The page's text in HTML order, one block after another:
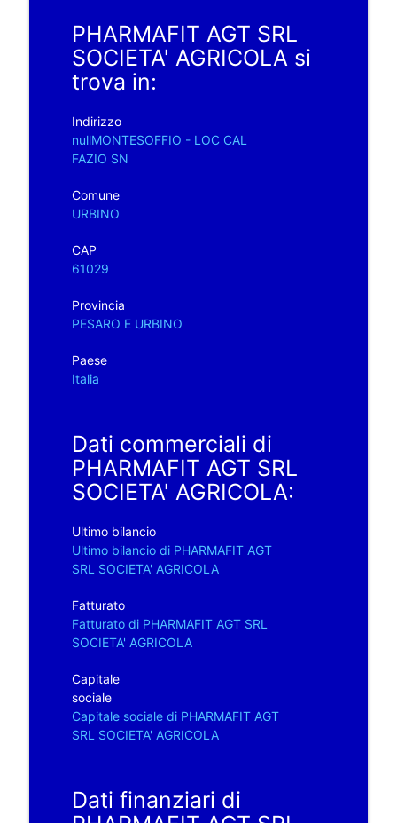
PHARMAFIT AGT SRL
SOCIETA' AGRICOLA si
trova in:
Indirizzo
nullMONTESOFFIO - LOC CAL
FAZIO SN
Comune
URBINO
CAP
61029
Provincia
PESARO E URBINO
Paese
Italia
Dati commerciali di
PHARMAFIT AGT SRL
SOCIETA' AGRICOLA:
Ultimo bilancio
Ultimo bilancio di PHARMAFIT AGT
SRL SOCIETA' AGRICOLA
Fatturato
Fatturato di PHARMAFIT AGT SRL
SOCIETA' AGRICOLA
Capitale
sociale
Capitale sociale di PHARMAFIT AGT
SRL SOCIETA' AGRICOLA
Dati finanziari di